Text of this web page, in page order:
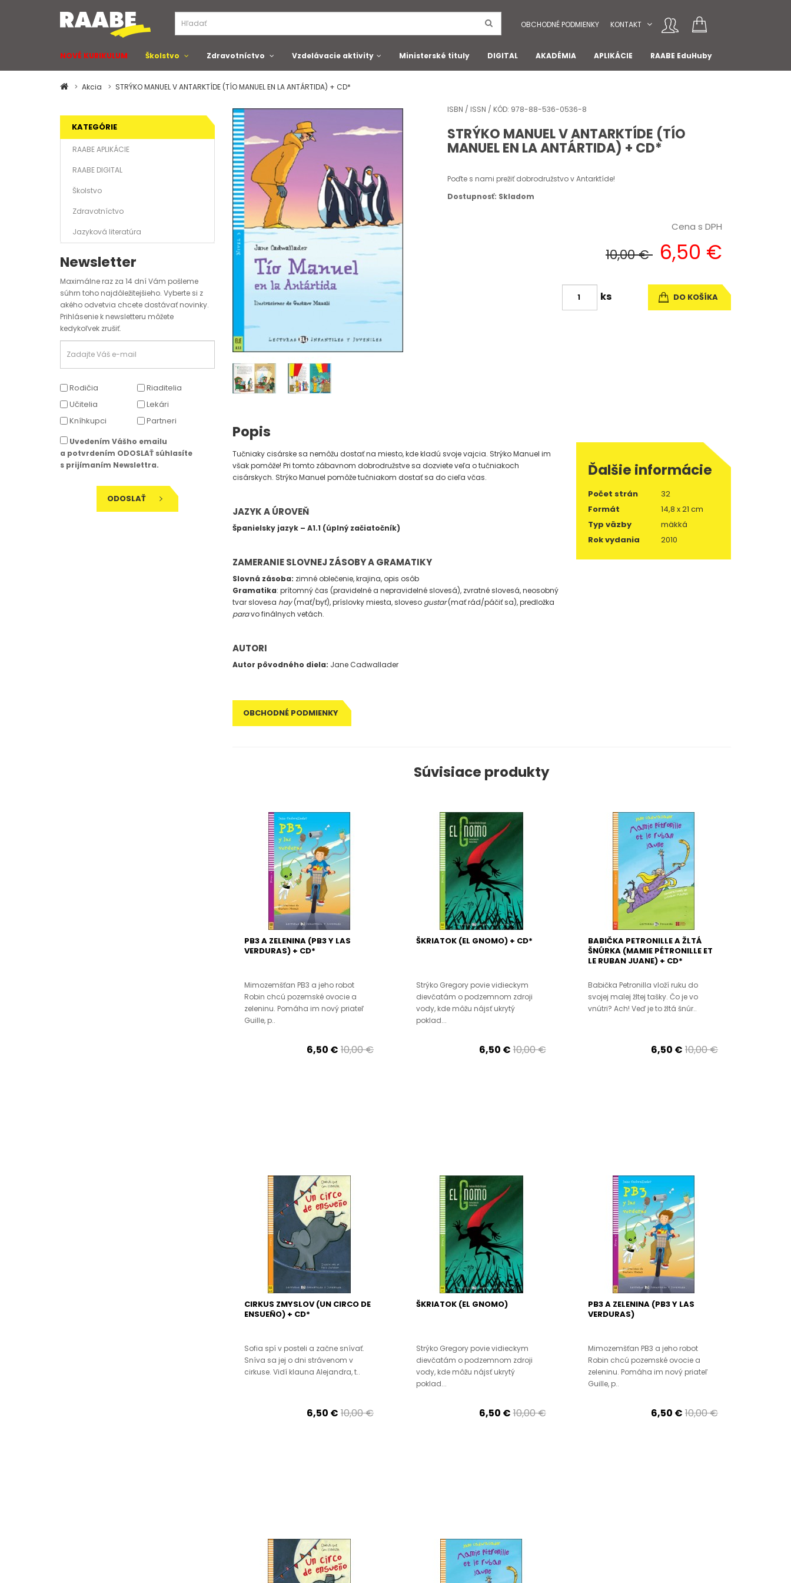
OBCHODNÉ PODMIENKY KONTAKT
NOVÉ KURIKULUM Školstvo Zdravotníctvo Vzdelávacie aktivity Ministerské tituly DIGITAL AKADÉMIA APLIKÁCIE RAABE EduHuby
Akcia STRÝKO MANUEL V ANTARKTÍDE (TÍO MANUEL EN LA ANTÁRTIDA) + CD*
KATEGÓRIE
RAABE APLIKÁCIE
RAABE DIGITAL
Školstvo
Zdravotníctvo
Jazyková literatúra
Newsletter
Maximálne raz za 14 dní Vám pošleme
súhrn toho najdôležitejšieho. Vyberte si z
akého odvetvia chcete dostávať novinky.
Prihlásenie k newsletteru môžete
kedykoľvek zrušiť.
Rodičia
Riaditelia
Učitelia
Lekári
Kníhkupci
Partneri
Uvedením Vášho emailu
a potvrdením ODOSLAŤ súhlasíte
s prijímaním Newslettra.
ODOSLAŤ
ISBN / ISSN / KÓD: 978-88-536-0536-8
STRÝKO MANUEL V ANTARKTÍDE (TÍO
MANUEL EN LA ANTÁRTIDA) + CD*
Poďte s nami prežiť dobrodružstvo v Antarktíde!
Dostupnosť: Skladom
Cena s DPH
10,00 € 6,50 €
ks DO KOŠÍKA
Popis
Tučniaky cisárske sa nemôžu dostať na miesto, kde kladú svoje vajcia. Strýko Manuel im
však pomôže! Pri tomto zábavnom dobrodružstve sa dozviete veľa o tučniakoch
cisárskych. Strýko Manuel pomôže tučniakom dostať sa do cieľa včas.
JAZYK A ÚROVEŇ
Španielsky jazyk – A1.1 (úplný začiatočník)
ZAMERANIE SLOVNEJ ZÁSOBY A GRAMATIKY
Slovná zásoba: zimné oblečenie, krajina, opis osôb
Gramatika: prítomný čas (pravidelné a nepravidelné slovesá), zvratné slovesá, neosobný
tvar slovesa hay(mať/byť), príslovky miesta, sloveso gustar(mať rád/páčiť sa), predložka
paravo finálnych vetách.
AUTORI
Autor pôvodného diela: Jane Cadwallader
OBCHODNÉ PODMIENKY
Ďalšie informácie
Počet strán
32
Formát
14,8 x 21 cm
Typ väzby
mäkká
Rok vydania
2010
Súvisiace produkty
PB3 A ZELENINA (PB3 Y LAS
VERDURAS) + CD*
Mimozemšťan PB3 a jeho robot
Robin chcú pozemské ovocie a
zeleninu. Pomáha im nový priateľ
Guille, p..
6,50 € 10,00 €
ŠKRIATOK (EL GNOMO) + CD*
Strýko Gregory povie vidieckym
dievčatám o podzemnom zdroji
vody, kde môžu nájsť ukrytý
poklad...
6,50 €10,00 €
BABIČKA PETRONILLE A ŽLTÁ
ŠNÚRKA (MAMIE PÉTRONILLE ET
LE RUBAN JUANE) + CD*
Babička Petronilla vloží ruku do
svojej malej žltej tašky. Čo je vo
vnútri? Ach! Veď je to žltá šnúr..
6,50 € 10,00 €
CIRKUS ZMYSLOV (UN CIRCO DE
ENSUEÑO) + CD*
Sofia spí v posteli a začne snívať.
Sníva sa jej o dni strávenom v
cirkuse. Vidí klauna Alejandra, t..
6,50 € 10,00 €
ŠKRIATOK (EL GNOMO)
Strýko Gregory povie vidieckym
dievčatám o podzemnom zdroji
vody, kde môžu nájsť ukrytý
poklad...
6,50 €10,00 €
PB3 A ZELENINA (PB3 Y LAS
VERDURAS)
Mimozemšťan PB3 a jeho robot
Robin chcú pozemské ovocie a
zeleninu. Pomáha im nový priateľ
Guille, p..
6,50 € 10,00 €